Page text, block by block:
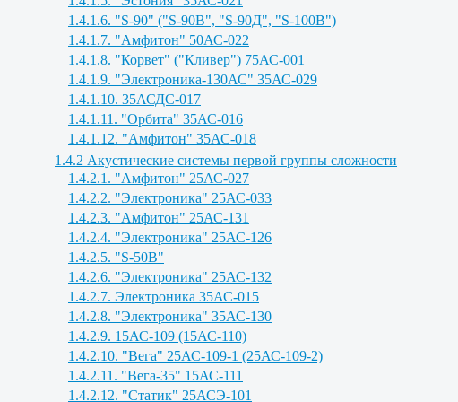
1.4.1.6. "S-90" ("S-90B", "S-90Д", "S-100B")
1.4.1.7. "Амфитон" 50АС-022
1.4.1.8. "Корвет" ("Кливер") 75АС-001
1.4.1.9. "Электроника-130АС" 35АС-029
1.4.1.10. 35АСДС-017
1.4.1.11. "Орбита" 35АС-016
1.4.1.12. "Амфитон" 35АС-018
1.4.2 Акустические системы первой группы сложности
1.4.2.1. "Амфитон" 25АС-027
1.4.2.2. "Электроника" 25АС-033
1.4.2.3. "Амфитон" 25АС-131
1.4.2.4. "Электроника" 25АС-126
1.4.2.5. "S-50B"
1.4.2.6. "Электроника" 25АС-132
1.4.2.7. Электроника 35АС-015
1.4.2.8. "Электроника" 35АС-130
1.4.2.9. 15АС-109 (15АС-110)
1.4.2.10. "Вега" 25АС-109-1 (25АС-109-2)
1.4.2.11. "Вега-35" 15АС-111
1.4.2.12. "Статик" 25АСЭ-101